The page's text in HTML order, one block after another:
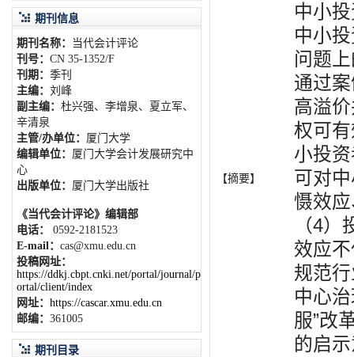
期刊信息
期刊名称：
当代会计评论
刊号： CN 35-1352/F
刊期： 季刊
主编： 刘峰
副主编： 杜兴强、李增泉、夏立军、
辛清泉
主管/办单位： 厦门大学
编辑单位： 厦门大学会计发展研究中
心
出版单位： 厦门大学出版社
《当代会计评论》编辑部
电话： 0592-2181523
E-mail： cas@xmu.edu.cn
投稿网址：
https://ddkj.cbpt.cnki.net/portal/journal/p
ortal/client/index
网址： https://cascar.xmu.edu.cn
邮编： 361005
期刊目录
【摘要】
中小
中小
问题
通过
高溢
权可
小投
可对
慑效
（4
效应
规范
中心
服”改
的启